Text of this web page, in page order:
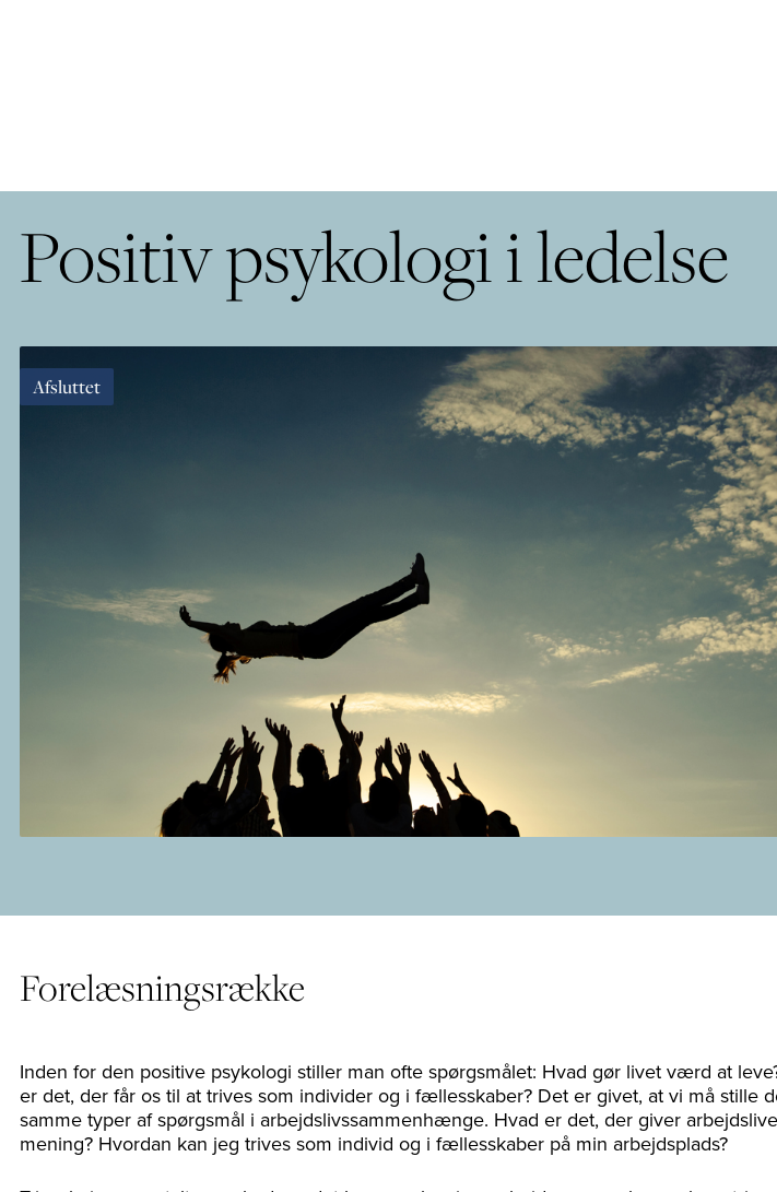
Positiv psykologi i ledelse
Afsluttet
Forelæsningsrække
Inden for den positive psykologi stiller man ofte spørgsmålet: Hvad gør livet værd at
er det, der får os til at trives som individer og i fællesskaber? Det er givet, at vi må stille
samme typer af spørgsmål i arbejdslivssammenhænge. Hvad er det, der giver
mening? Hvordan kan jeg trives som individ og i fællesskaber på min arbejdsplads?